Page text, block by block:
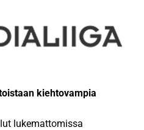
kiehtovampia
lukemattomissa